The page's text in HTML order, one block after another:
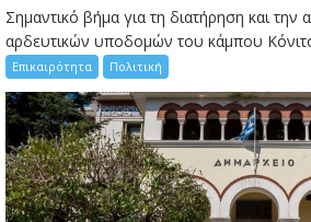
Σημαντικό βήμα για τη διατήρηση και την
αρδευτικών υποδομών του κάμπου
Επικαιρότητα Πολιτική